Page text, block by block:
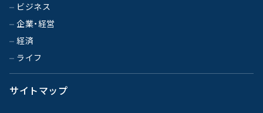
ビジネス
企業・経営
経済
ライフ
サイトマップ